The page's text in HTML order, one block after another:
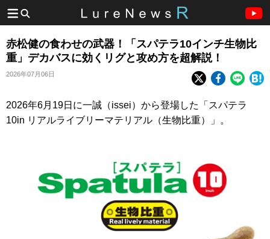
赤松健の食わせの武器！「スパテラ10インチ生物比
重」デカバスに効くリグと攻め方を超解説！
2026年07月06日
2026年6月19日に一誠（issei）から登場した「スパテラ
10in リアルライブリーマテリアル（生物比重）」。